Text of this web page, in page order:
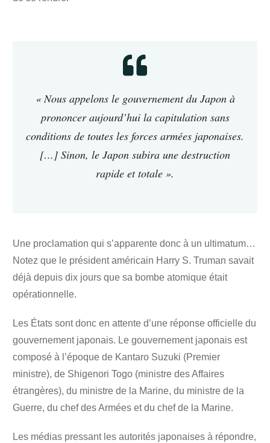
« Nous appelons le gouvernement du Japon à
prononcer aujourd’hui la capitulation sans
conditions de toutes les forces armées japonaises.
[…] Sinon, le Japon subira une destruction
rapide et totale ».
Une proclamation qui s’apparente donc à un ultimatum…
Notez que le président américain Harry S. Truman savait
déjà depuis dix jours que sa bombe atomique était
opérationnelle.
Les États sont donc en attente d’une réponse officielle du
gouvernement japonais. Le gouvernement japonais est
composé à l’époque de Kantaro Suzuki (Premier
ministre), de Shigenori Togo (ministre des Affaires
étrangères), du ministre de la Marine, du ministre de la
Guerre, du chef des Armées et du chef de la Marine.
Les médias pressant les autorités japonaises à répondre,